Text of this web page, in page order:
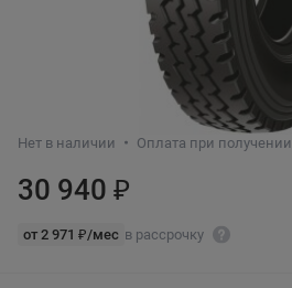
Нет в наличии Оплата при получении
30 940 ₽
от 2 971 ₽/мес в рассрочку